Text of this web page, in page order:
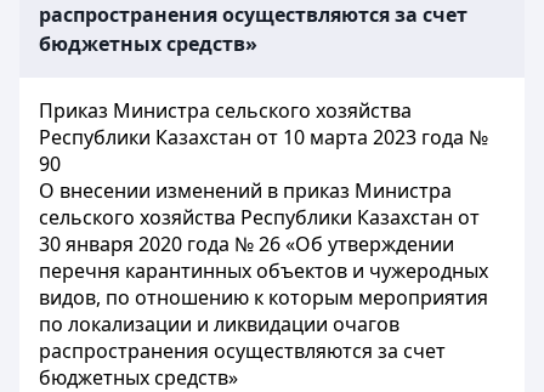
распространения осуществляются за счет
бюджетных средств»
Приказ Министра сельского хозяйства
Республики Казахстан от 10 марта 2023 года №
90
О внесении изменений в приказ Министра
сельского хозяйства Республики Казахстан от
30 января 2020 года № 26 «Об утверждении
перечня карантинных объектов и чужеродных
видов, по отношению к которым мероприятия
по локализации и ликвидации очагов
распространения осуществляются за счет
бюджетных средств»